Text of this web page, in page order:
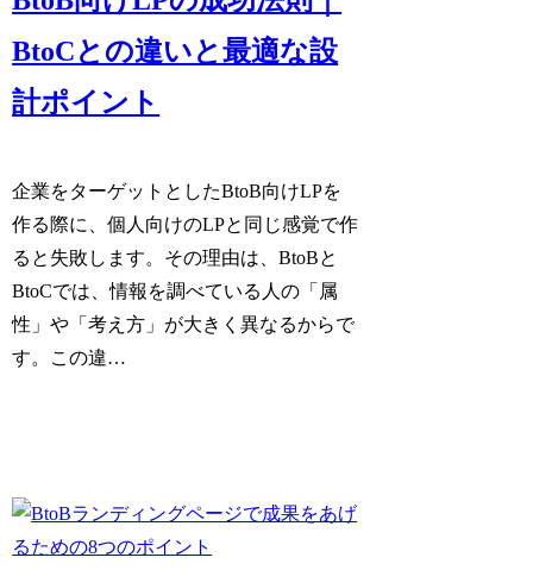
BtoCとの違いと最適な設
計ポイント
企業をターゲットとしたBtoB向けLPを
作る際に、個人向けのLPと同じ感覚で作
ると失敗します。その理由は、BtoBと
BtoCでは、情報を調べている人の「属
性」や「考え方」が大きく異なるからで
す。この違…